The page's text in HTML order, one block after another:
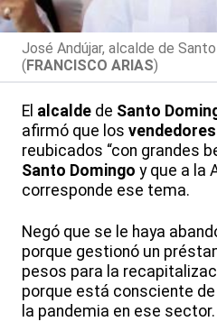
José Andújar, alcalde de
(FRANCISCO ARIAS)
El alcalde de Santo
afirmó que los
reubicados “con grandes
Santo Domingo y que a la
corresponde ese tema.
Negó que se le haya
porque gestionó un
pesos para la
porque está consciente
la pandemia en ese sector.